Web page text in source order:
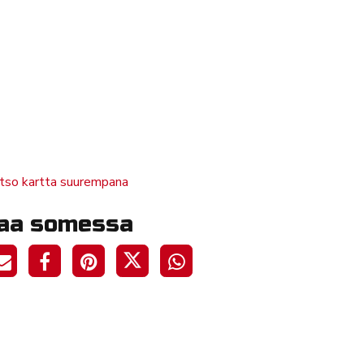
kartta suurempana
somessa